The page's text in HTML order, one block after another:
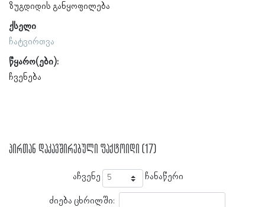
ზუგდიდის განყოფილება
ქსელი
ჩატვირთვა
წყარო(ები):
ჩვენება
პირთან დაკავშირებული ფაქტოიდი (17)
აჩვენე ჩანაწერი
ძიება ცხრილში: